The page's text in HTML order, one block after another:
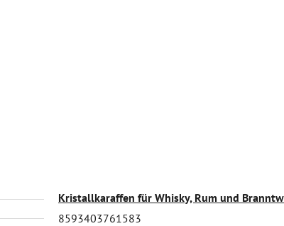
Kristallkaraffen für Whisky, Rum und
8593403761583